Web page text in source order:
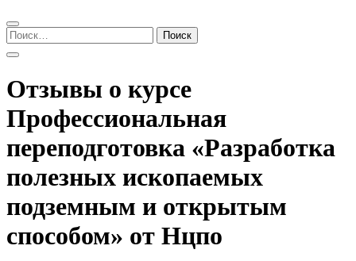
Найти:
Отзывы о курсе
Профессиональная
переподготовка «Разработка
полезных ископаемых
подземным и открытым
способом» от Нцпо